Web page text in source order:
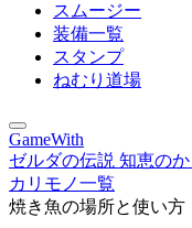
スムージー
装備一覧
スタンプ
ねむり道場
GameWith
ゼルダの伝説 知恵の
カリモノ一覧
焼き魚の場所と使い方